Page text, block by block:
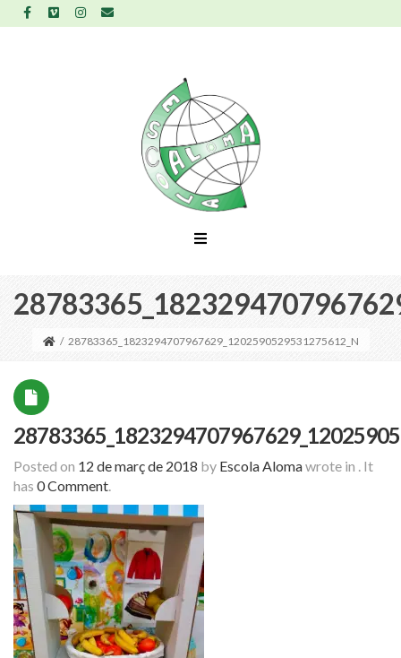
/ 28783365_1823294707967629_1202590529531275612_N
Posted on 12 de març de 2018 by Escola Alomawrote in . It
has 0 Comment.